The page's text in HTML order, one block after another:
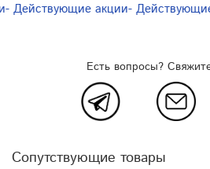
акции- Действующие
Есть вопросы?
Сопутствующие товары